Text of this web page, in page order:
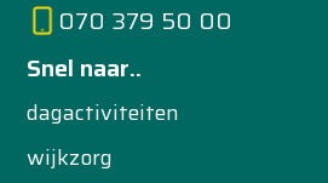
070 379 50 00
Snel naar..
dagactiviteiten
wijkzorg